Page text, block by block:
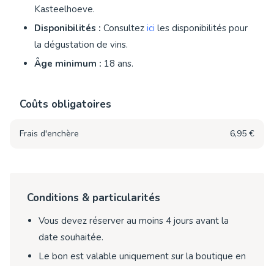
Kasteelhoeve.
Disponibilités : Consultez ici les disponibilités pour
la dégustation de vins.
Âge minimum : 18 ans.
Coûts obligatoires
Frais d'enchère 6,95 €
Conditions & particularités
Vous devez réserver au moins 4 jours avant la
date souhaitée.
Le bon est valable uniquement sur la boutique en